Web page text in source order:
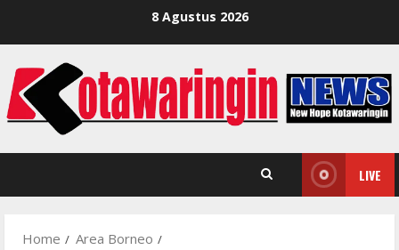
8 Agustus 2026
LIVE
Home
Area Borneo